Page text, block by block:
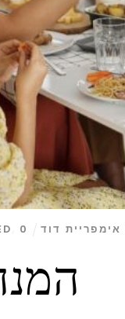
דוד 0